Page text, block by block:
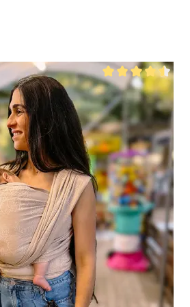
Durchschnittliche